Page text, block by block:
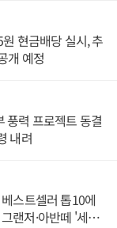
현금배당 실시, 추
개 예정
풍력 프로젝트 동결
내려
스트셀러 톱10에
랜저·아반떼 '세단